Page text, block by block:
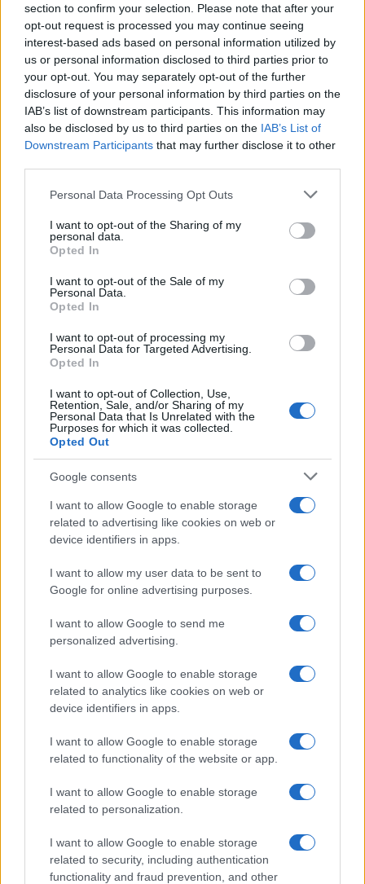
section to confirm your selection. Please note that after your
opt-out request is processed you may continue seeing
interest-based ads based on personal information utilized by
us or personal information disclosed to third parties prior to
your opt-out. You may separately opt-out of the further
disclosure of your personal information by third parties on the
IAB’s list of downstream participants. This information may
also be disclosed by us to third parties on the IAB’s List of
Downstream Participants that may further disclose it to other
Please note that this website/app uses one or more Google
not limited to your visit or usage behaviour. You may click to
grant or deny consent to Google and its third-party tags to
use your data for below specified purposes in below Google
consent section.
Personal Data Processing Opt Outs
I want to opt-out of the Sharing of my
personal data.
Opted In
I want to opt-out of the Sale of my
Personal Data.
Opted In
I want to opt-out of processing my
Personal Data for Targeted Advertising.
Opted In
I want to opt-out of Collection, Use,
Retention, Sale, and/or Sharing of my
Personal Data that Is Unrelated with the
Purposes for which it was collected.
Opted Out
Google consents
I want to allow Google to enable storage
related to advertising like cookies on web or
device identifiers in apps.
I want to allow my user data to be sent to
Google for online advertising purposes.
I want to allow Google to send me
personalized advertising.
I want to allow Google to enable storage
related to analytics like cookies on web or
device identifiers in apps.
I want to allow Google to enable storage
related to functionality of the website or app.
I want to allow Google to enable storage
related to personalization.
I want to allow Google to enable storage
related to security, including authentication
functionality and fraud prevention, and other
cremoso o glutinoso, puede ser mejor minimizar el
enjuague. Recuerda que la práctica y la
experimentación son clave para dominar esta
técnica. Con estos consejos, estarás listo para
preparar arroz perfecto en cada ocasión.
AUTOR
Diego Romero
Sevilla durante quince años antes de pasar al
periodismo gastronómico. Especializado en
Sigue leyendo